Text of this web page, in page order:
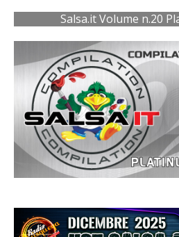
Salsa.it Volume n.20